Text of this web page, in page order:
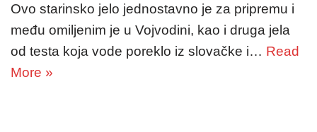
Ovo starinsko jelo jednostavno je za pripremu i
među omiljenim je u Vojvodini, kao i druga jela
od testa koja vode poreklo iz slovačke i… Read
More »